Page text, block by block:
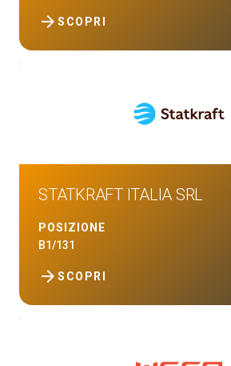
SCOPRI
arrow_forward
STATKRAFT ITALIA SRL
POSIZIONE
B1/131
SCOPRI
arrow_forward